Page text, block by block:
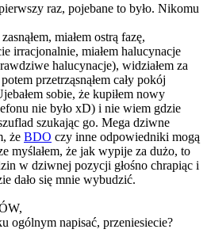
raz, pojebane to było. Nikomu
miałem ostrą fazę,
irracjonalnie, miałem halucynacje
halucynacje), widziałem za
przetrząsnąłem cały pokój
sobie, że kupiłem nowy
nie było xD) i nie wiem gdzie
szukając go. Mega dziwne
że BDO czy inne odpowiedniki mogą
myślałem, że jak wypije za dużo, to
w dziwnej pozycji głośno chrapiąc i
dało się mnie wybudzić.
ogólnym napisać, przeniesiecie?